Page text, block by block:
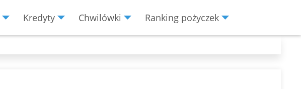
Kredyty Chwilówki Ranking pożyczek